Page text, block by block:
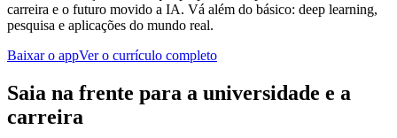
carreira e o futuro movido a IA. Vá além do básico: deep learning,
pesquisa e aplicações do mundo real.
Baixar o appVer o currículo completo
Saia na frente para a universidade e a
carreira